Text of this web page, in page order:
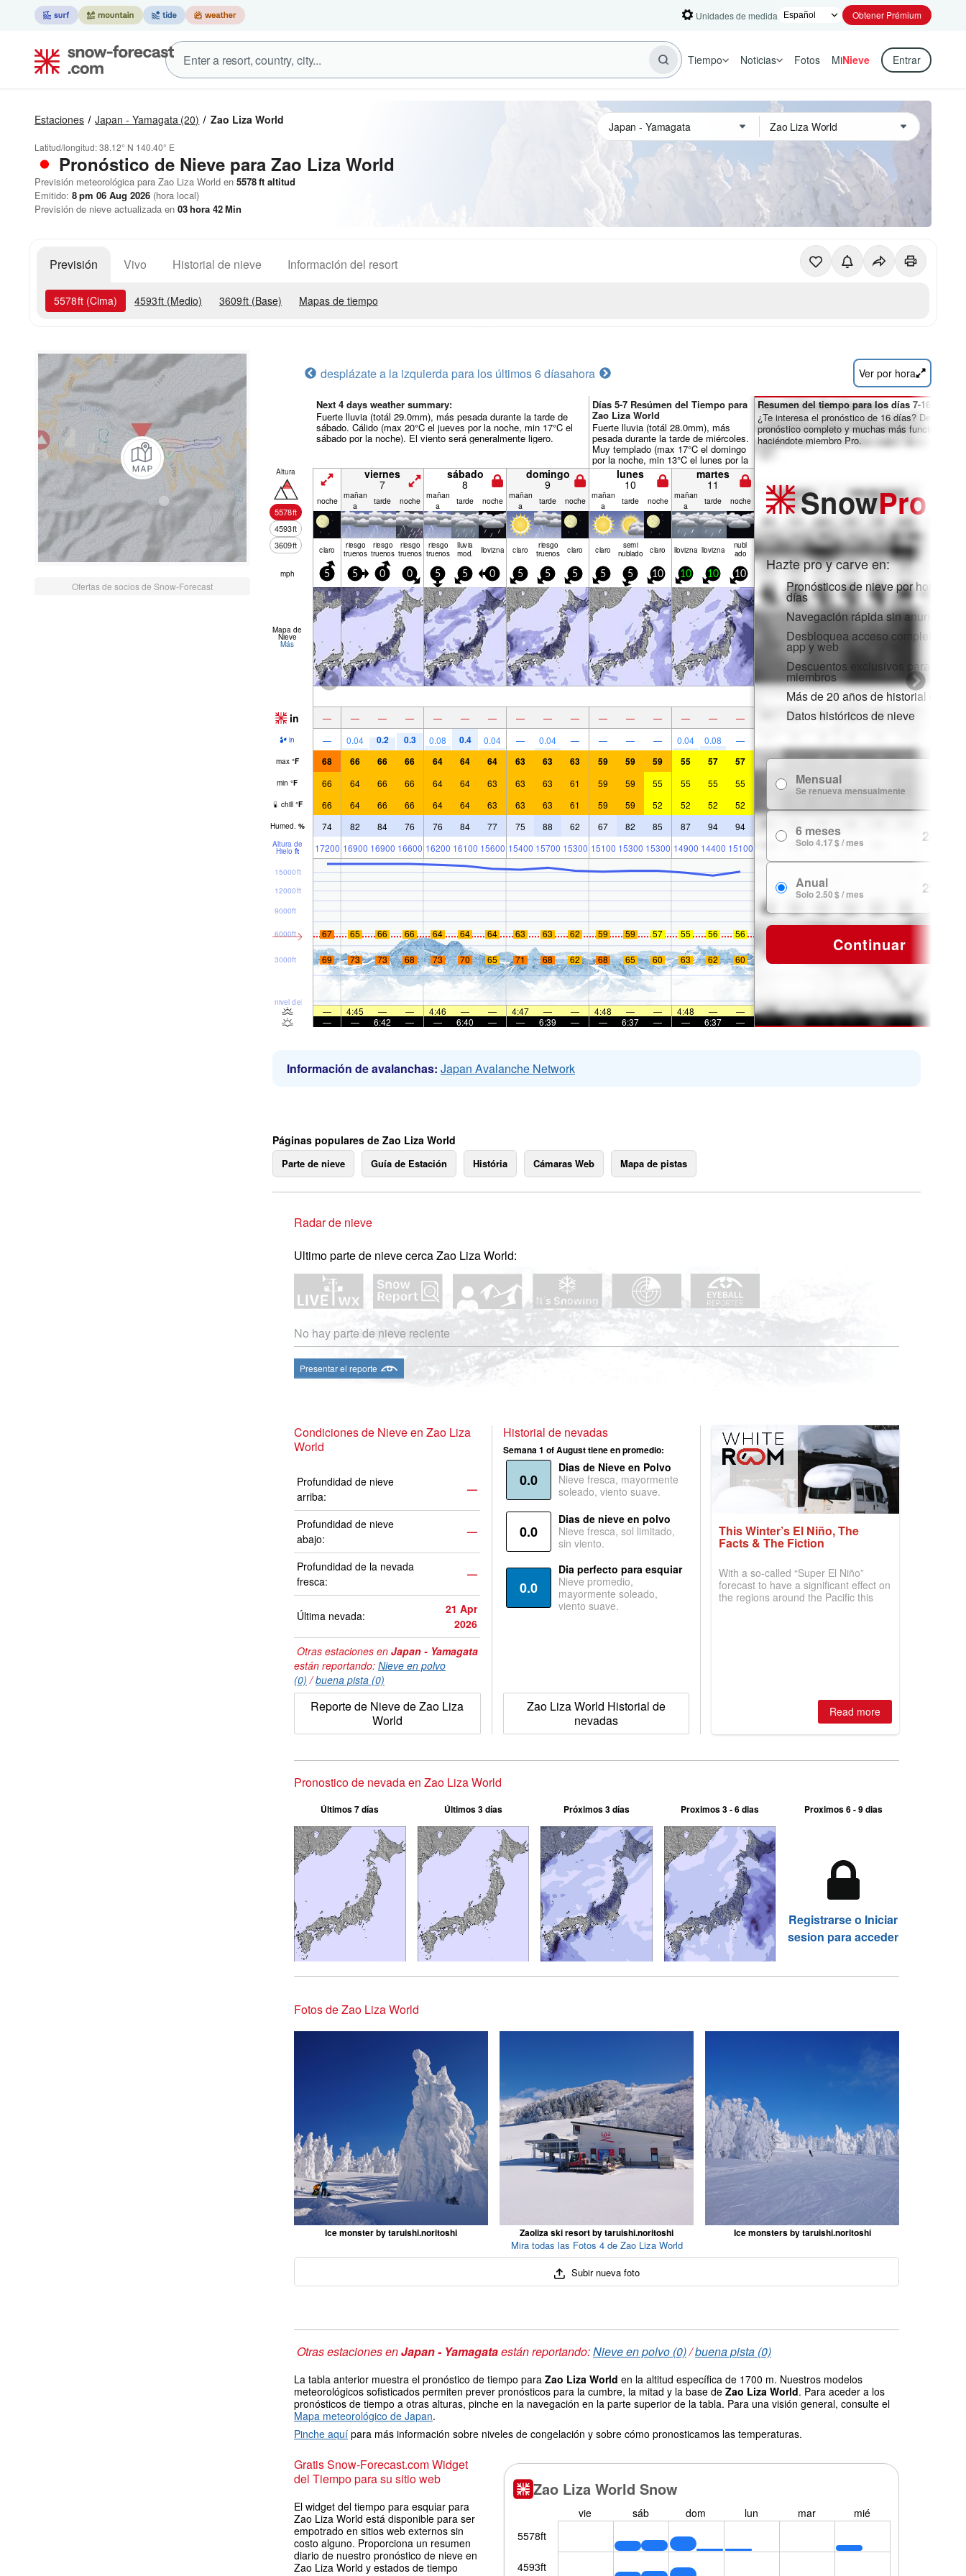
Unidades de medida Obtener Prémium
Tiempo Noticias Fotos MiNieve Entrar
Estaciones Japan - Yamagata (20) Zao Liza World
Latitud/longitud:38.12° N 140.40° E
Pronóstico de Nieve para Zao Liza World
Previsión meteorológica para Zao Liza World en 5578ft altitud
Emitido: 8 pm 06 Aug 2026 (hora local)
Previsión de nieve actualizada en 03hora 42Min
Previsión Vivo Historial de nieve Información del resort
5578ft (Cima) 4593ft (Medio) 3609ft (Base) Mapas de tiempo
Ofertas de socios de Snow-Forecast
desplázate a la izquierda para los últimos 6 díasahora Ver por hora
Next 4 days weather summary:
Fuerte lluvia (totál 29.0mm), más pesada durante la tarde de
sábado. Cálido (max 20°C el jueves por la noche, min 17°C el
sábado por la noche). El viento será generalmente ligero.
Días 5-7 Resúmen del Tiempo para
Zao Liza World
Fuerte lluvia (totál 28.0mm), más
pesada durante la tarde de miércoles.
Muy templado (max 17°C el domingo
por la noche, min 13°C el lunes por la
noche). Vientos crecientes (calma el
domingo por la noche, vientos fuertes
desde el E por la tarde de miércoles).
Altura
5578ft
4593ft
3609ft
viernes
7
sábado
8
domingo
9
lunes
10
martes
11
noche mañan
a
tarde noche mañan
a
tarde noche mañan
a
tarde noche mañan
a
tarde noche mañan
a
tarde noche
claro riesgo
truenos
riesgo
truenos
riesgo
truenos
riesgo
truenos
lluvia
mod. llov­izna claro riesgo
truenos claro claro semi
nublado claro llov­izna llov­izna nubl
ado
mph 5 5 0 0 5 5 0 5 5 5 5 5 10 10 10 10
Mapa de
Nieve
Más
in — — — — — — — — — — — — — — — —
in — 0.04 0.2 0.3 0.08 0.4 0.04 — 0.04 — — — — 0.04 0.08 —
max °F 68 66 66 66 64 64 64 63 63 63 59 59 59 55 57 57
min °F 66 64 66 66 64 64 63 63 63 61 59 59 55 55 55 55
chill °F 66 64 66 66 64 64 63 63 63 61 59 59 52 52 52 52
Humed. % 74 82 84 76 76 84 77 75 88 62 67 82 85 87 94 94
Altura de
Hielo ft 17200 16900 16900 16600 16200 16100 15600 15400 15700 15300 15100 15300 15300 14900 14400 15100
nivel del mar
3000ft
6000ft
9000ft
12000ft
15000ft
67 65 66 66 64 64 64 63 63 62 59 59 57 55 56 56
69 73 73 68 73 70 65 71 68 62 68 65 60 63 62 60
— 4:45 — — 4:46 — — 4:47 — — 4:48 — — 4:48 —
—
—
— 6:42 — — 6:40 — — 6:39 — — 6:37 — — 6:37 —
Resumen del tiempo para los días 7-16:
¿Te interesa el pronóstico de 16 días?
pronóstico completo y muchas más funciones
haciéndote miembro Pro.
SnowPro
Hazte pro y carve en:
Pronósticos de nieve por horas y
días
Navegación rápida sin anuncios
Desbloquea acceso completo en la
app y web
Descuentos exclusivos para
miembros
Más de 20 años de historial de
Datos históricos de nieve
Mensual
Se renueva mensualmente
6 meses
Solo 4.17 $ / mes 24.99 $
Anual
Solo 2.50 $ / mes 29.99 $
Continuar
Información de avalanchas: Japan Avalanche Network
Páginas populares de Zao Liza World
Parte de nieve Guía de Estación História Cámaras Web Mapa de pistas
Radar de nieve
Ultimo parte de nieve cerca Zao Liza World:
No hay parte de nieve reciente
Presentar el reporte
Condiciones de Nieve en Zao Liza
World
Profundidad de nieve
arriba:
—
Profundidad de nieve
abajo:
—
Profundidad de la nevada
fresca:
—
Última nevada:
21 Apr
2026
Otras estaciones en Japan - Yamagata
están reportando: Nieve en polvo
(0) /buena pista (0)
Reporte de Nieve de Zao Liza
World
Historial de nevadas
Semana 1 of August tiene en promedio:
0.0
Dias de Nieve en Polvo
Nieve fresca, mayormente
soleado, viento suave.
0.0
Dias de nieve en polvo
Nieve fresca, sol limitado,
sin viento.
0.0
Dia perfecto para esquiar
Nieve promedio,
mayormente soleado,
viento suave.
Zao Liza World Historial de
nevadas
This Winter’s El Niño, The
Facts & The Fiction
With a so-called “Super El Niño”
forecast to have a significant effect on
the regions around the Pacific this
Read more
Pronostico de nevada en Zao Liza World
Últimos 7 días Últimos 3 días Próximos 3 días Proximos 3 - 6 dias Proximos 6 - 9 dias
Registrarse o Iniciar
sesion para acceder
Fotos de Zao Liza World
Ice monster by taruishi.noritoshi Zaoliza ski resort by taruishi.noritoshi Ice monsters by taruishi.noritoshi
Mira todas las Fotos 4 de Zao Liza World
Subir nueva foto
Otras estaciones enJapan - Yamagataestán reportando:Nieve en polvo (0)/buena pista (0)
La tabla anterior muestra el pronóstico de tiempo para Zao Liza World en la altitud específica de 1700 m. Nuestros modelos
meteorológicos sofisticados permiten prever pronósticos para la cumbre, la mitad y la base de Zao Liza World. Para aceder a los
pronósticos de tiempo a otras alturas, pinche en la navegación en la parte superior de la tabla. Para una visión general, consulte el
Mapa meteorológico de Japan.
Pinche aquí para más información sobre niveles de congelación y sobre cómo pronosticamos las temperaturas.
Gratis Snow-Forecast.com Widget
del Tiempo para su sitio web
El widget del tiempo para esquiar para
Zao Liza World está disponible para ser
empotrado en sitios web externos sin
costo alguno. Proporciona un resumen
diario de nuestro pronóstico de nieve en
Zao Liza World y estados de tiempo